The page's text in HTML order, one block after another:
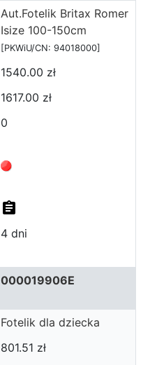
Aut.Fotelik Britax Romer
Isize 100-150cm
[PKWiU/CN: 94018000]
1540.00 zł
1617.00 zł
0
4 dni
000019906E
Fotelik dla dziecka
801.51 zł